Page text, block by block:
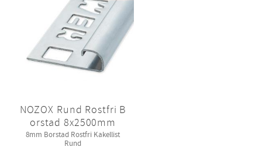
NOZOX Rund Rostfri B
orstad 8x2500mm
8mm Borstad Rostfri Kakellist
Rund